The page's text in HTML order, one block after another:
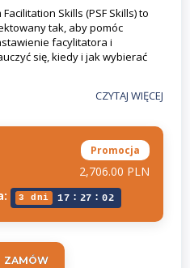
Skills (PSF Skills) to
tak, aby pomóc
facylitatora i
się, kiedy i jak wybierać
CZYTAJ WIĘCEJ
Promocja
2,706.00 PLN
3 dni 17 : 27 : 02
ZAMÓW